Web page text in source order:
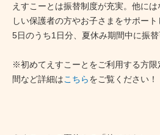
えすこーとは振替制度が充実。他に
しい保護者の方やお子さまをサポート
5日のうち1日分、夏休み期間中に振替
※初めてえすこーとをご利用する方限
間など詳細はこちらをご覧ください！